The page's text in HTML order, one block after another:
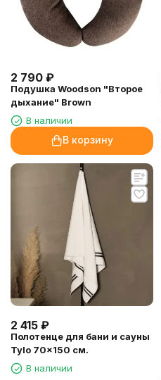
2 790 ₽
Подушка Woodson "Второе
дыхание" Brown
В наличии
В корзину
2 415 ₽
Полотенце для бани и сауны
Tylo 70x150 см.
В наличии